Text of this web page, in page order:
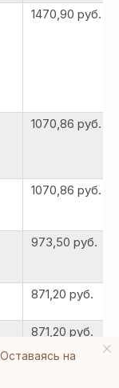
1470,90 руб.
1070,86 руб.
1070,86 руб.
973,50 руб.
871,20 руб.
871,20 руб.
на